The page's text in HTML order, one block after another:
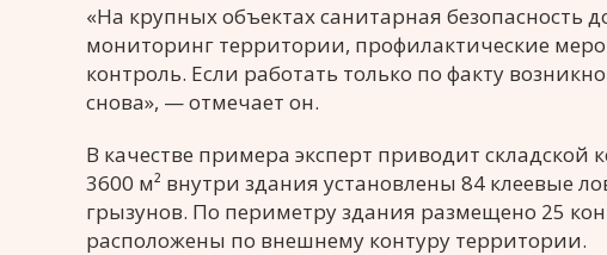
«На крупных объектах санитарная безопасность
мониторинг территории, профилактические
контроль. Если работать только по факту
снова», — отмечает он.
В качестве примера эксперт приводит
3600 м² внутри здания установлены 84 клеевые
грызунов. По периметру здания размещено 25
расположены по внешнему контуру территории.